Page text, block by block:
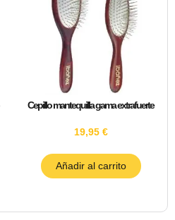
Cepillo mantequilla gama extrafuerte
19,95 €
Añadir al carrito